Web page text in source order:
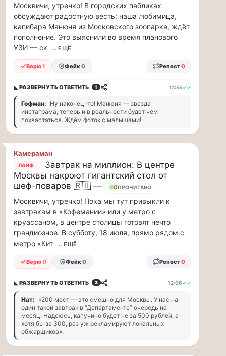
коммунальщики
нашли
свой
«гениальный»
способ
решать
проблемы
кадрами...
Я
считаю,
что
тепрь
нам
должны
заправщики
чаевые…
Я
считаю,
что
тепрь
нам
должны
заправщики
чаевые
потому,
что
с
такими
Москвичи, утречко! В городских пабликах
обсуждают радостную весть: наша любимица,
капибара Манюня из Московского зоопарка, ждёт
пополнение. Это выяснили во время планового
УЗИ — ск
... ЕЩЁ
Верю1 Фейк0 Репост0
◣ РАЗВЕРНУТЬОТВЕТИТЬ 1 12:55✓✓
Гофман: Ну наконец-то! Манюня — звезда
инстаграма, теперь и в реальности будет чем
похвастаться. Ждём фоток с малышами!
Камераман
ЛАЙФ
Завтрак на миллион: В центре
Москвы накроют гигантский стол от
шеф-поваров 🇷🇺 —
11ПРОЧИТАНО
Москвичи, утречко! Пока мы тут привыкли к
завтракам в «Кофемании» или у метро с
круассаном, в центре столицы готовят нечто
грандиозное. В субботу, 18 июля, прямо рядом с
метро «Кит
... ЕЩЁ
Верю0 Фейк0 Репост0
◣ РАЗВЕРНУТЬОТВЕТИТЬ 3 12:06✓✓
Нат: «200 мест — это смешно для Москвы. У нас на
один такой завтрак в “Департаменте” очередь на
месяц. Надеюсь, капучино будет не за 500 рублей, а
хотя бы за 300, раз уж рекламируют локальных
обжарщиков».